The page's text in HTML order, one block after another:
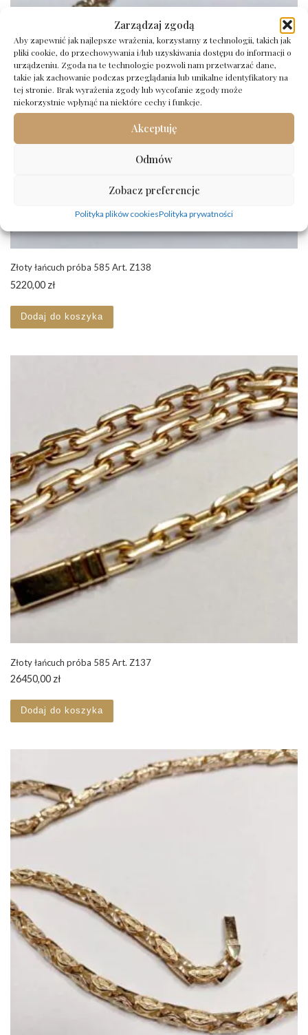
Zarządzaj zgodą
Aby zapewnić jak najlepsze wrażenia, korzystamy z technologii, takich jak
pliki cookie, do przechowywania i/lub uzyskiwania dostępu do informacji o
urządzeniu. Zgoda na te technologie pozwoli nam przetwarzać dane,
takie jak zachowanie podczas przeglądania lub unikalne identyfikatory na
tej stronie. Brak wyrażenia zgody lub wycofanie zgody może
niekorzystnie wpłynąć na niektóre cechy i funkcje.
Akceptuję
Odmów
Zobacz preferencje
Polityka plików cookiesPolityka prywatności
Złoty łańcuch próba 585 Art. Z138
5220,00 zł
Dodaj do koszyka
Złoty łańcuch próba 585 Art. Z137
26450,00 zł
Dodaj do koszyka